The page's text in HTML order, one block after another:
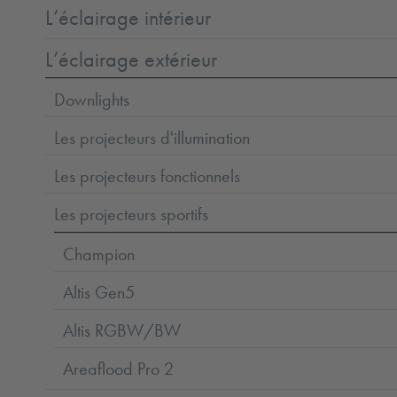
L’éclairage intérieur
L’éclairage extérieur
Downlights
Les projecteurs d'illumination
Les projecteurs fonctionnels
Les projecteurs sportifs
Champion
Altis Gen5
Altis RGBW/BW
Areaflood Pro 2